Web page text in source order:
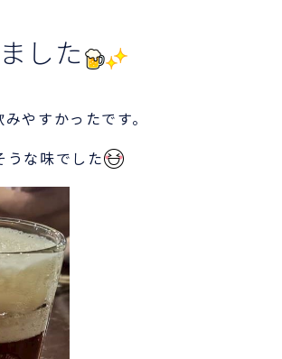
した
やすかったです。
うな味でした